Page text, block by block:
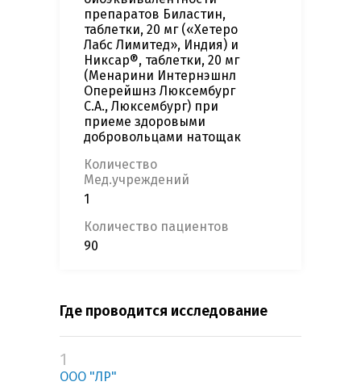
препаратов Биластин,
таблетки, 20 мг («Хетеро
Лабс Лимитед», Индия) и
Никсар®, таблетки, 20 мг
(Менарини Интернэшнл
Оперейшнз Люксембург
С.А., Люксембург) при
приеме здоровыми
добровольцами натощак
Количество
Мед.учреждений
1
Количество пациентов
90
Где проводится исследование
1
ООО "ЛР"